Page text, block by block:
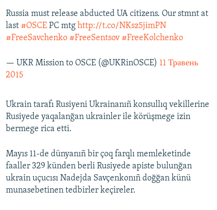
Russia must release abducted UA citizens. Our stmnt at
last #OSCE PC mtg http://t.co/NKsz5jimPN
#FreeSavchenko #FreeSentsov #FreeKolchenko
— UKR Mission to OSCE (@UKRinOSCE) 11 Травень
2015
Ukrain tarafı Rusiyeni Ukrainanıñ konsullıq vekillerine
Rusiyede yaqalanğan ukrainler ile körüşmege izin
bermege rica etti.
Mayıs 11-de dünyanıñ bir çoq farqlı memleketinde
faaller 329 künden berli Rusiyede apiste bulunğan
ukrain uçucısı Nadejda Savçenkonıñ doğğan künü
munasebetinen tedbirler keçireler.